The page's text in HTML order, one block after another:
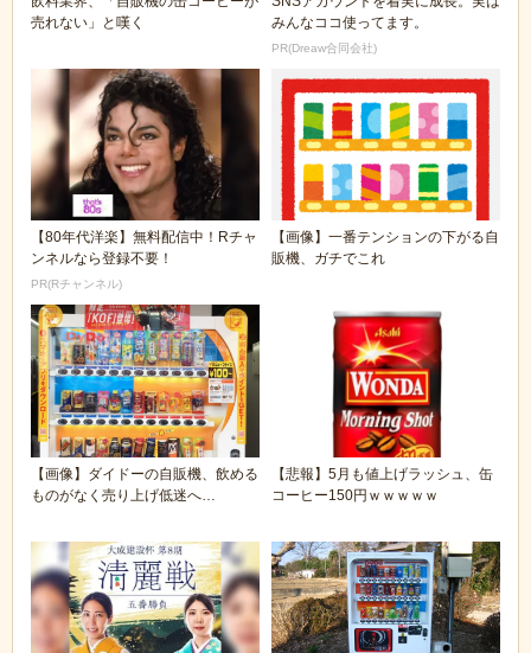
売れない」と嘆く
みんなココ使ってます。
PR(Dreaw合同会社)
【80年代洋楽】無料配信中！Rチャ
ンネルなら登録不要！
PR(Rチャンネル)
【画像】一番テンションの下がる自
販機、ガチでこれ
【画像】ダイドーの自販機、飲める
ものがなく売り上げ低迷へ…
【悲報】5月も値上げラッシュ、缶
コーヒー150円ｗｗｗｗｗ